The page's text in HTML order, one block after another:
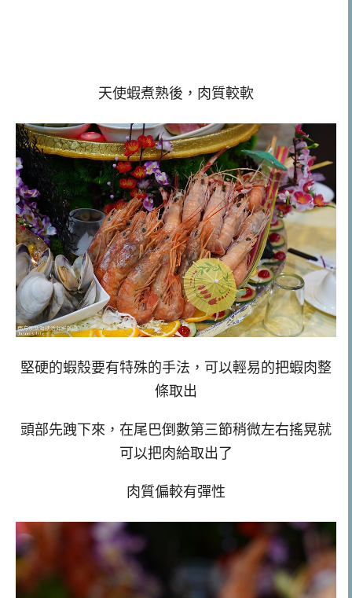
天使蝦煮熟後，肉質較軟
堅硬的蝦殼要有特殊的手法，可以輕易的把蝦肉整
條取出
頭部先跩下來，在尾巴倒數第三節稍微左右搖晃就
可以把肉給取出了
肉質偏較有彈性